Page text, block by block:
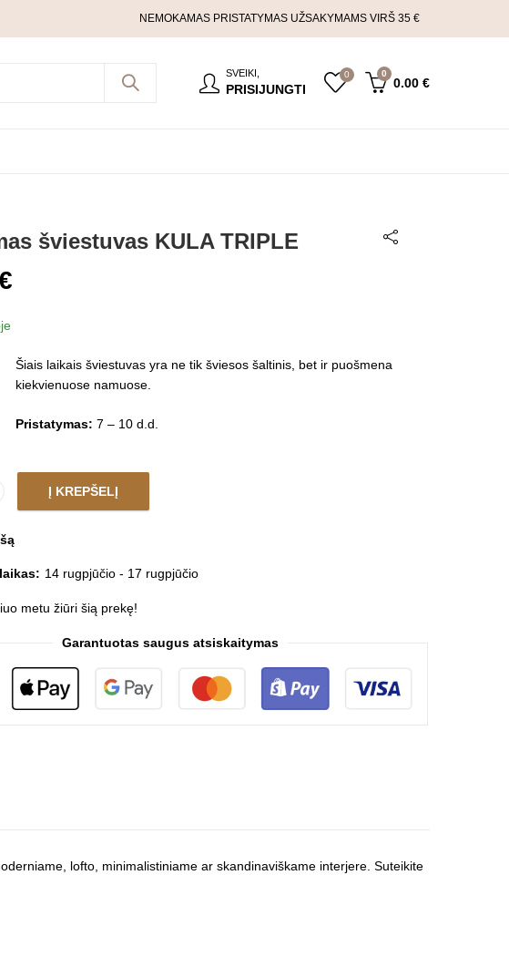
NEMOKAMAS PRISTATYMAS UŽSAKYMAMS VIRŠ 35 €
SVEIKI,
PRISIJUNGTI
0 0
0.00 €
šviestuvas KULA TRIPLE
Šiais laikais šviestuvas yra ne tik šviesos šaltinis, bet ir puošmena
kiekvienuose namuose.
Pristatymas: 7 – 10 d.d.
KULA TRIPLE quantity
Į KREPŠELĮ
14 rugpjūčio - 17 rugpjūčio
metu žiūri šią prekę!
Garantuotas saugus atsiskaitymas
lofto, minimalistiniame ar skandinaviškame interjere. Suteikite